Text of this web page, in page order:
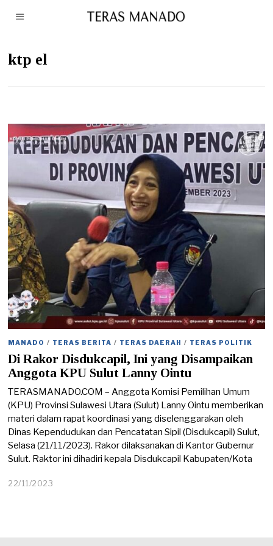
ktp el
MANADO / TERAS BERITA / TERAS DAERAH / TERAS POLITIK
Di Rakor Disdukcapil, Ini yang Disampaikan
Anggota KPU Sulut Lanny Ointu
TERASMANADO.COM – Anggota Komisi Pemilihan Umum
(KPU) Provinsi Sulawesi Utara (Sulut) Lanny Ointu memberikan
materi dalam rapat koordinasi yang diselenggarakan oleh
Dinas Kependudukan dan Pencatatan Sipil (Disdukcapil) Sulut,
Selasa (21/11/2023). Rakor dilaksanakan di Kantor Gubernur
Sulut. Raktor ini dihadiri kepala Disdukcapil Kabupaten/Kota
22/11/2023